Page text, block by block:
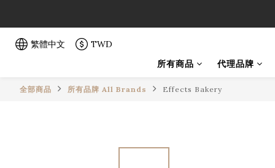
繁體中文
TWD
所有商品
代理品牌
全部商品 所有品牌 All Brands Effects Bakery